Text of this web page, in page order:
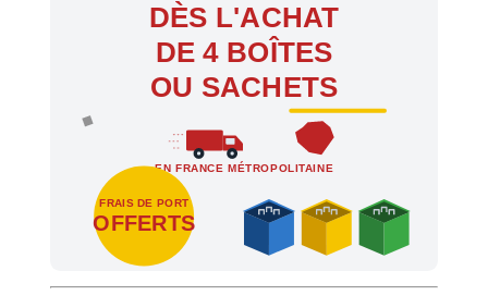
DÈS L'ACHAT
DE 4 BOÎTES
OU SACHETS
EN FRANCE MÉTROPOLITAINE
FRAIS DE PORT
OFFERTS
Profitez des Frais de port offerts en France